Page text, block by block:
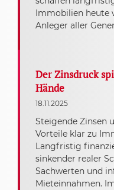
Immobilien heute
Anleger aller
Der Zinsdruck
Hände
18.11.2025
Steigende Zinsen
Vorteile klar zu
Langfristig
sinkender realer
Sachwerten und
Mieteinnahmen.